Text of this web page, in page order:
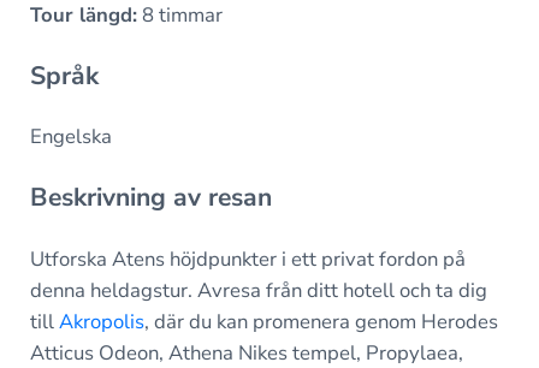
Tour längd:8 timmar
Språk
Engelska
Beskrivning av resan
Utforska Atens höjdpunkter i ett privat fordon på
denna heldagstur. Avresa från ditt hotell och ta dig
tillAkropolis, där du kan promenera genom Herodes
Atticus Odeon, Athena Nikes tempel, Propylaea,